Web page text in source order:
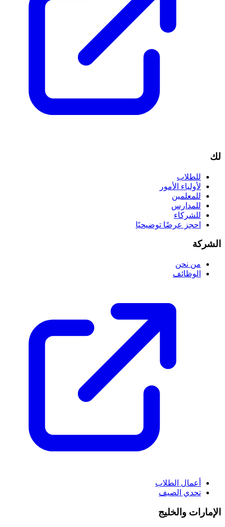
لك
للطلاب
لأولياء الأمور
للمعلمين
للمدارس
للشركاء
احجز عرضًا توضيحيًا
الشركة
من نحن
الوظائف
أعمال الطلاب
تحدي الصيف
الإمارات والخليج